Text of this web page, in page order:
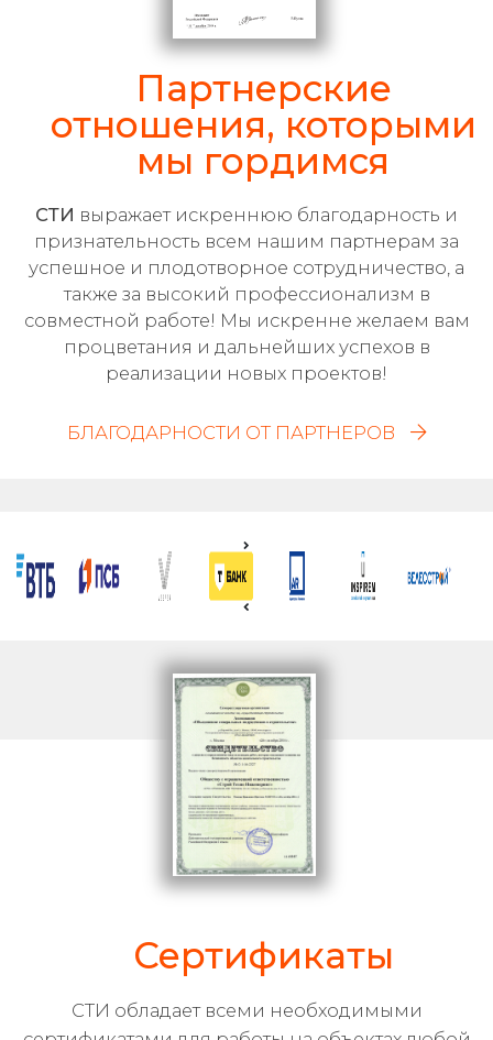
Партнерские
отношения, которыми
мы гордимся
СТИвыражает искреннюю благодарность и
признательность всем нашим партнерам за
успешное и плодотворное сотрудничество, а
также за высокий профессионализм в
совместной работе! Мы искренне желаем вам
реализации новых проектов!
Сертификаты